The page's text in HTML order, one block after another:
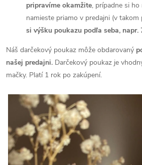
pripravíme okamžite, prípadne si
namieste priamo v predajni (v takom
si výšku poukazu podľa seba, napr.
Náš darčekový poukaz môže obdarovaný
našej predajni. Darčekový poukaz je
mačky. Platí 1 rok po zakúpení.